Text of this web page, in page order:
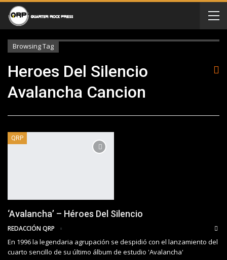
Browsing Tag
Heroes Del Silencio
Avalancha Cancion
QRP
‘Avalancha’ – Héroes Del Silencio
REDACCIÓN QRP
En 1996 la legendaria agrupación se despidió con el lanzamiento del
cuarto sencillo de su último álbum de estudio 'Avalancha'